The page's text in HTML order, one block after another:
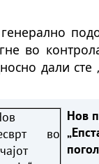
во
дали сте
Нов